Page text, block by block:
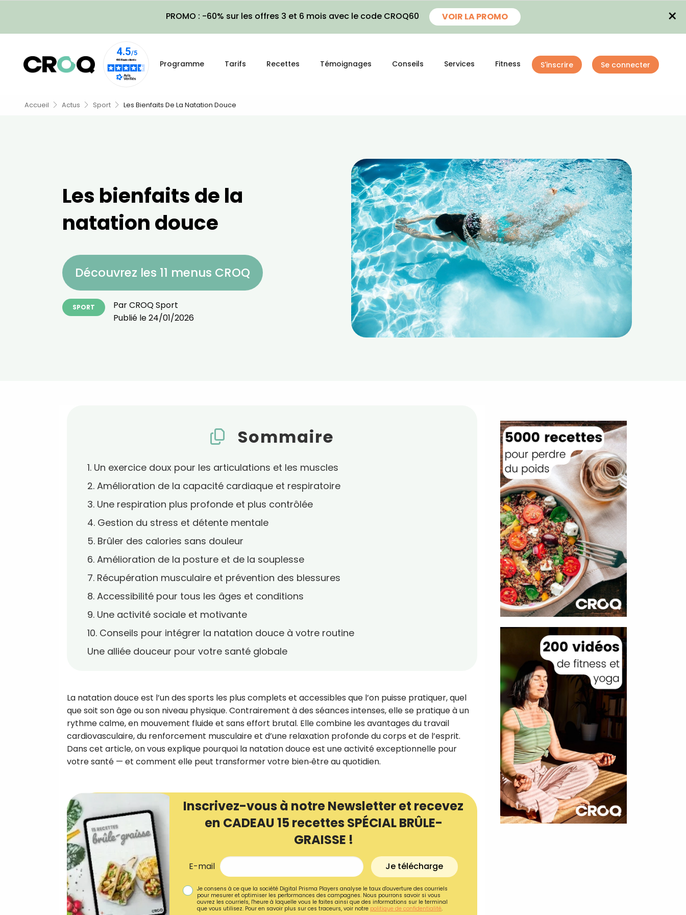
PROMO : -60% sur les offres 3 et 6 mois avec le code CROQ60 VOIR LA PROMO ×
Programme Tarifs Recettes Témoignages Conseils Services Fitness S'inscrire Se connecter
Accueil Actus Sport Les Bienfaits De La Natation Douce
Les bienfaits de la
natation douce
Découvrez les 11 menus CROQ
SPORT ParCROQ Sport
Publié le24/01/2026
Sommaire
1. Un exercice doux pour les articulations et les muscles
2. Amélioration de la capacité cardiaque et respiratoire
3. Une respiration plus profonde et plus contrôlée
4. Gestion du stress et détente mentale
5. Brûler des calories sans douleur
6. Amélioration de la posture et de la souplesse
7. Récupération musculaire et prévention des blessures
8. Accessibilité pour tous les âges et conditions
9. Une activité sociale et motivante
10. Conseils pour intégrer la natation douce à votre routine
Une alliée douceur pour votre santé globale
La natation douce est l’un des sports les plus complets et accessibles que l’on puisse pratiquer, quel
que soit son âge ou son niveau physique. Contrairement à des séances intenses, elle se pratique à un
rythme calme, en mouvement fluide et sans effort brutal. Elle combine les avantages du travail
cardiovasculaire, du renforcement musculaire et d’une relaxation profonde du corps et de l’esprit.
Dans cet article, on vous explique pourquoi la natation douce est une activité exceptionnelle pour
votre santé — et comment elle peut transformer votre bien‑être au quotidien.
Inscrivez-vous à notre Newsletter et recevez
en CADEAU 15 recettes SPÉCIAL BRÛLE-
GRAISSE !
E-mail Je télécharge
Je consens à ce que la société Digital Prisma Players analyse le taux d'ouverture des courriels
pour mesurer et optimiser les performances des campagnes. Nous pourrons savoir si vous
ouvrez les courriels, l'heure à laquelle vous le faites ainsi que des informations sur le terminal
que vous utilisez. Pour en savoir plus sur ces traceurs, voir notre politique de confidentialité.
Recevez gratuitement 180
recettes inédites de CROQ
!
Ainsi que la newsletter promotionnelle de